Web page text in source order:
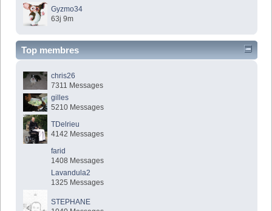
Gyzmo34
63j 9m
Top membres
chris26
7311 Messages
gilles
5210 Messages
TDelrieu
4142 Messages
farid
1408 Messages
Lavandula2
1325 Messages
STEPHANE